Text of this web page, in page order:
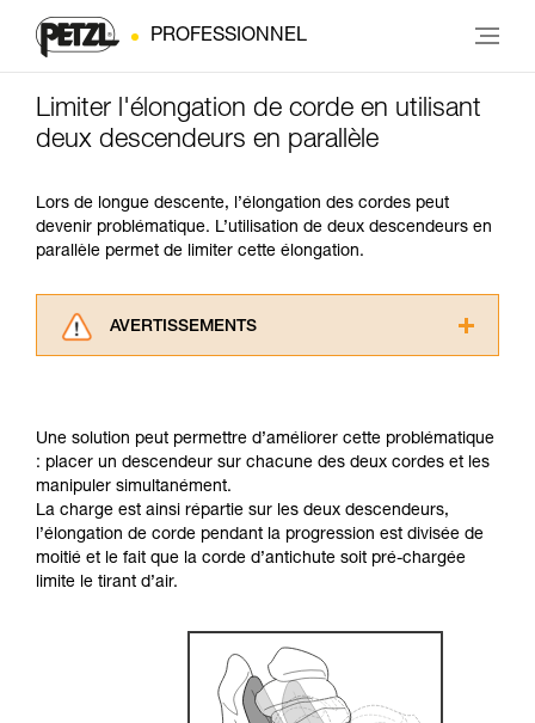
PROFESSIONNEL
Limiter l'élongation de corde en utilisant
deux descendeurs en parallèle
Lors de longue descente, l’élongation des cordes peut
devenir problématique. L’utilisation de deux descendeurs en
parallèle permet de limiter cette élongation.
AVERTISSEMENTS
informations de la notice technique pour
pouvoir comprendre ce complément
d’informations.
Maîtriser ces techniques nécessite une
formation et un entraînement spécifique. Validez
avec un professionnel votre capacité à refaire
la manipulation, seul, en toute sécurité, avant
Nous donnons des exemples de techniques
liées à votre activité. Il peut en exister d’autres
que nous ne décrivons pas ici.
Une solution peut permettre d’améliorer cette problématique
: placer un descendeur sur chacune des deux cordes et les
manipuler simultanément.
La charge est ainsi répartie sur les deux descendeurs,
l’élongation de corde pendant la progression est divisée de
moitié et le fait que la corde d’antichute soit pré-chargée
limite le tirant d’air.